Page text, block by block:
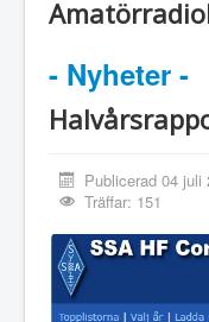
Medlem
- Nyheter -
Publicerad 04 juli
Träffar: 151